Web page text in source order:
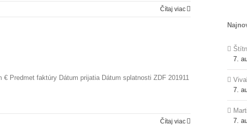
Čítaj viac
Predmet faktúry Dátum prijatia Dátum splatnosti ZDF 201911
Čítaj viac
7.
7.
7.